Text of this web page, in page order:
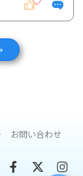
お問い合わせ